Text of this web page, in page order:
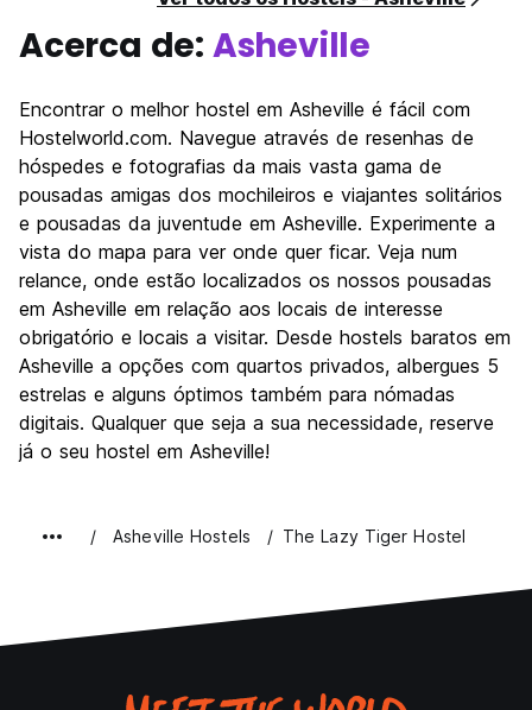
Acerca de: Asheville
Encontrar o melhor hostel em Asheville é fácil com
Hostelworld.com. Navegue através de resenhas de
hóspedes e fotografias da mais vasta gama de
pousadas amigas dos mochileiros e viajantes solitários
e pousadas da juventude em Asheville. Experimente a
vista do mapa para ver onde quer ficar. Veja num
relance, onde estão localizados os nossos pousadas
em Asheville em relação aos locais de interesse
obrigatório e locais a visitar. Desde hostels baratos em
Asheville a opções com quartos privados, albergues 5
estrelas e alguns óptimos também para nómadas
digitais. Qualquer que seja a sua necessidade, reserve
já o seu hostel em Asheville!
Asheville Hostels The Lazy Tiger Hostel